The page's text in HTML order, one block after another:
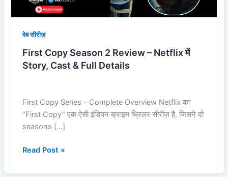
वेब सीरीज़
First Copy Season 2 Review – Netflix में
Story, Cast & Full Details
First Copy Series – Complete Overview Netflix का
“First Copy” एक ऐसी इंडियन क्राइम थ्रिलर सीरीज़ है, जिसने दो
seasons […]
Story,
Cast
&
Details
Read Post »